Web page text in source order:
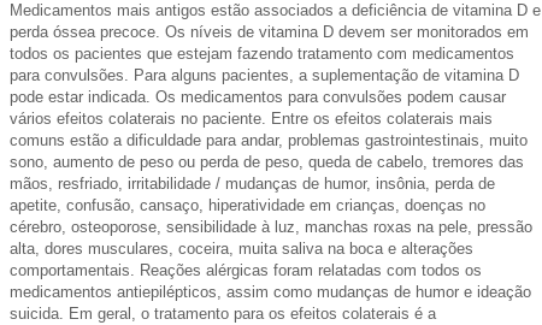
Medicamentos mais antigos estão associados a deficiência de vitamina D e
perda óssea precoce. Os níveis de vitamina D devem ser monitorados em
todos os pacientes que estejam fazendo tratamento com medicamentos
para convulsões. Para alguns pacientes, a suplementação de vitamina D
pode estar indicada. Os medicamentos para convulsões podem causar
vários efeitos colaterais no paciente. Entre os efeitos colaterais mais
comuns estão a dificuldade para andar, problemas gastrointestinais, muito
sono, aumento de peso ou perda de peso, queda de cabelo, tremores das
mãos, resfriado, irritabilidade / mudanças de humor, insônia, perda de
apetite, confusão, cansaço, hiperatividade em crianças, doenças no
cérebro, osteoporose, sensibilidade à luz, manchas roxas na pele, pressão
alta, dores musculares, coceira, muita saliva na boca e alterações
comportamentais. Reações alérgicas foram relatadas com todos os
medicamentos antiepilépticos, assim como mudanças de humor e ideação
suicida. Em geral, o tratamento para os efeitos colaterais é a